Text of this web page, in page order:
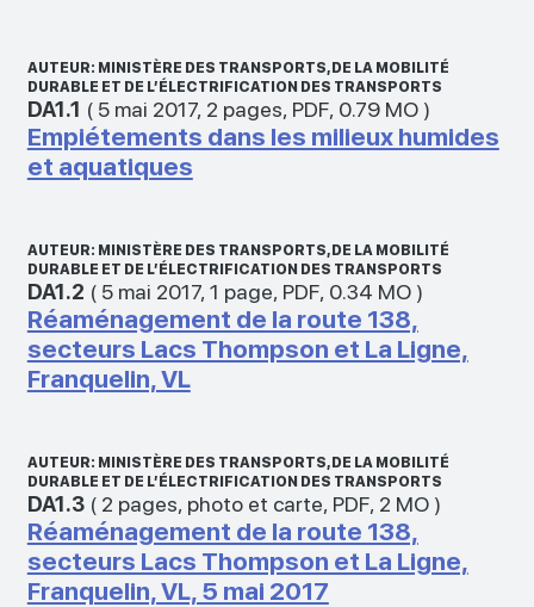
AUTEUR: MINISTÈRE DES TRANSPORTS, DE LA MOBILITÉ
DURABLE ET DE L’ÉLECTRIFICATION DES TRANSPORTS
DA1.1 ( 5 mai 2017, 2 pages, PDF, 0.79 MO)
Empiétements dans les milieux humides
et aquatiques
AUTEUR: MINISTÈRE DES TRANSPORTS, DE LA MOBILITÉ
DURABLE ET DE L’ÉLECTRIFICATION DES TRANSPORTS
DA1.2 ( 5 mai 2017, 1 page, PDF, 0.34 MO)
Réaménagement de la route 138,
secteurs Lacs Thompson et La Ligne,
Franquelin, VL
AUTEUR: MINISTÈRE DES TRANSPORTS, DE LA MOBILITÉ
DURABLE ET DE L’ÉLECTRIFICATION DES TRANSPORTS
DA1.3( 2 pages, photo et carte, PDF, 2 MO)
Réaménagement de la route 138,
secteurs Lacs Thompson et La Ligne,
Franquelin, VL, 5 mai 2017